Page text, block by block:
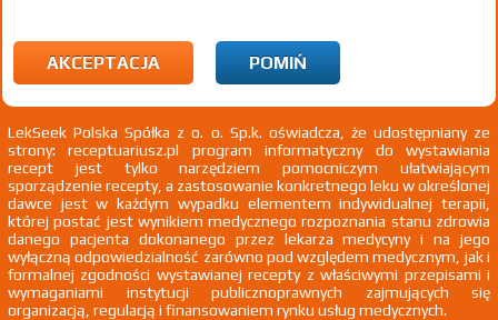
Wszystkie dawki leku ATC
AKCEPTACJA POMIŃ
LekSeek Polska Spółka z o. o. Sp.k. oświadcza, że udostępniany ze
strony: receptuariusz.pl program informatyczny do wystawiania
recept jest tylko narzędziem pomocniczym ułatwiającym
sporządzenie recepty, a zastosowanie konkretnego leku w określonej
dawce jest w każdym wypadku elementem indywidualnej terapii,
której postać jest wynikiem medycznego rozpoznania stanu zdrowia
danego pacjenta dokonanego przez lekarza medycyny i na jego
wyłączną odpowiedzialność zarówno pod względem medycznym, jak i
formalnej zgodności wystawianej recepty z właściwymi przepisami i
wymaganiami instytucji publicznoprawnych zajmujących się
organizacją, regulacją i finansowaniem rynku usług medycznych.